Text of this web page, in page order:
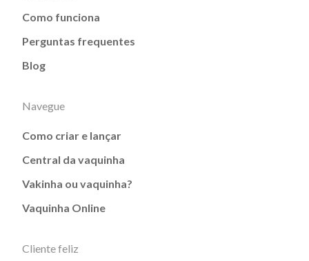
Como funciona
Perguntas frequentes
Blog
Navegue
Como criar e lançar
Central da vaquinha
Vakinha ou vaquinha?
Vaquinha Online
Cliente feliz